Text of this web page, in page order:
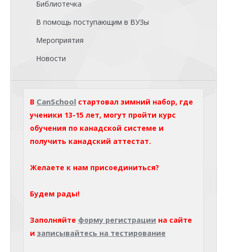
Библиотечка
В помощь поступающим в ВУЗы
Мероприятия
Новости
В CanSchool стартовал зимний набор, где
ученики 13-15 лет, могут пройти курс
обучения по канадской системе и
получить канадский аттестат.
Желаете к нам присоединиться?
Будем рады!
Заполняйте форму регистрации на сайте
и записывайтесь на тестирование